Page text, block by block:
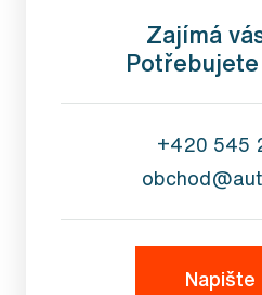
Zajímá
+420 545
Napište